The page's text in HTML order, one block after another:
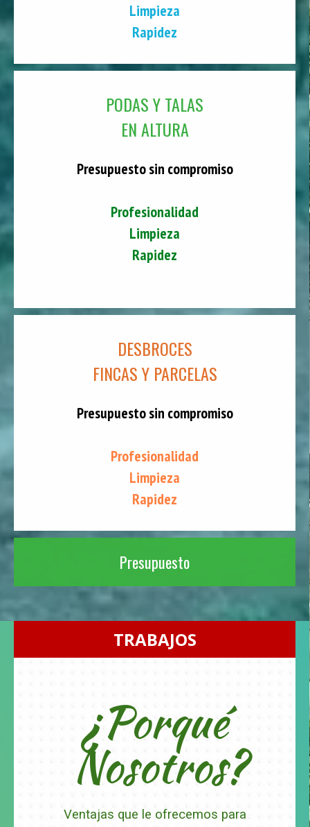
Limpieza
Rapidez
PODAS Y TALAS
EN ALTURA
Presupuesto sin compromiso
Profesionalidad
Limpieza
Rapidez
DESBROCES
FINCAS Y PARCELAS
Presupuesto sin compromiso
Profesionalidad
Limpieza
Rapidez
Presupuesto
TRABAJOS
¿Porqué
Nosotros?
Ventajas que le ofrecemos para